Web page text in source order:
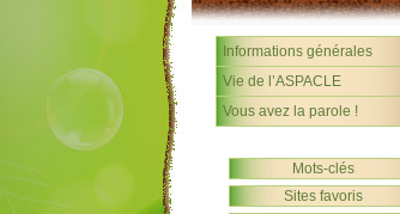
Informations générales
Vie de l’ASPACLE
Vous avez la parole !
Mots-clés
Sites favoris